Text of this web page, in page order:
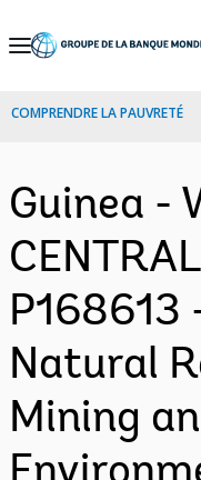
Skip
Navigation
COMPRENDRE LA PAUVRETÉ
Guinea -
P168613
Natural
Mining